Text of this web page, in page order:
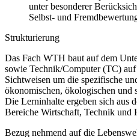
unter besonderer
Selbst- und
Strukturierung
Das Fach WTH baut auf dem
sowie Technik/Computer (TC)
Sichtweisen um die spezifische
ökonomischen, ökologischen und
Die Lerninhalte ergeben sich aus
Bereiche Wirtschaft, Technik und
Bezug nehmend auf die